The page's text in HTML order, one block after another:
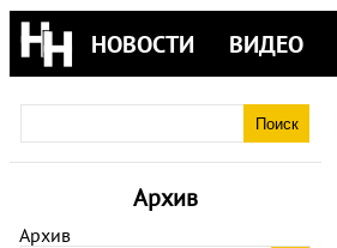
НОВОСТИ ВИДЕО
Архив
Архив